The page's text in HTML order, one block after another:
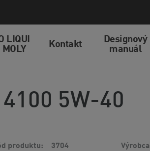
LIQUI
MOLY
Kontakt
Designový
manuál
5W-40
produktu 3704 Výrobca